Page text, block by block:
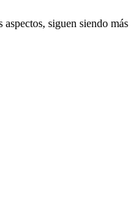
siguen siendo más